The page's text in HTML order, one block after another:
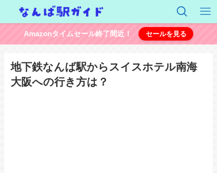
Amazonタイムセール終了間近！ セールを見る
地下鉄なんば駅からスイスホテル南海
大阪への行き方は？